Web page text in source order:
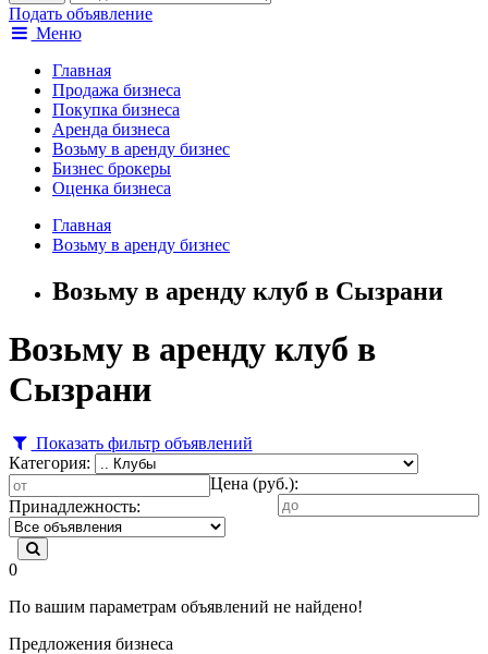
Подать объявление
Меню
Главная
Продажа бизнеса
Покупка бизнеса
Аренда бизнеса
Возьму в аренду бизнес
Бизнес брокеры
Оценка бизнеса
Главная
Возьму в аренду бизнес
Возьму в аренду клуб в Сызрани
Возьму в аренду клуб в
Сызрани
Показать фильтр объявлений
Категория:
Цена (руб.):
Принадлежность:
0
По вашим параметрам объявлений не найдено!
Предложения бизнеса